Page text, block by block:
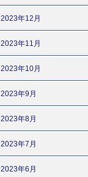
2023年12月
2023年11月
2023年10月
2023年9月
2023年8月
2023年7月
2023年6月